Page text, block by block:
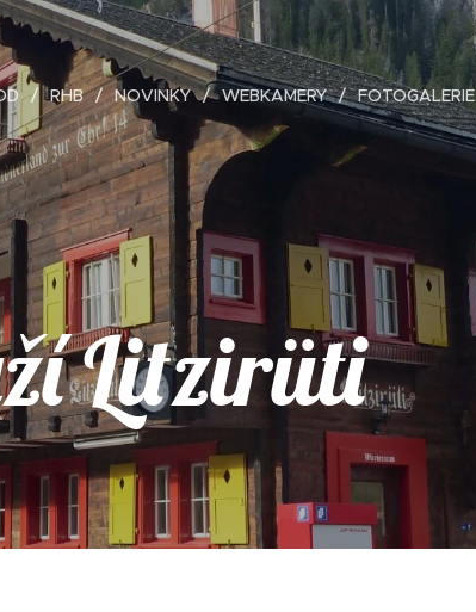
RHB NOVINKY WEBKAMERY FOTOGALERIE
Litzirüti